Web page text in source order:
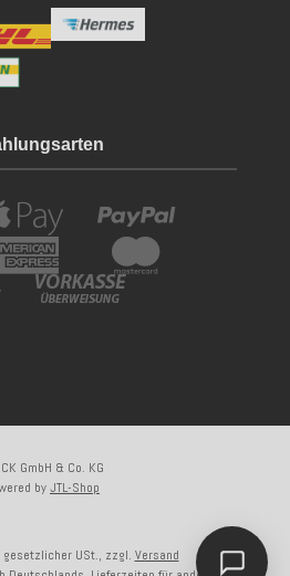
GmbH & Co. KG
byJTL-Shop
USt., zzgl. Versand